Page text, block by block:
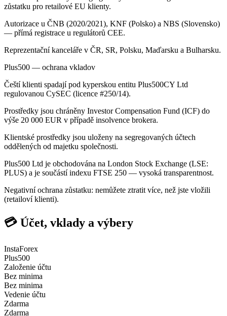
zůstatku pro retailové EU klienty.
Autorizace u ČNB (2020/2021), KNF (Polsko) a NBS (Slovensko)
— přímá registrace u regulátorů CEE.
Reprezentační kanceláře v ČR, SR, Polsku, Maďarsku a Bulharsku.
Plus500 — ochrana vkladov
Čeští klienti spadají pod kyperskou entitu Plus500CY Ltd
regulovanou CySEC (licence #250/14).
Prostředky jsou chráněny Investor Compensation Fund (ICF) do
výše 20 000 EUR v případě insolvence brokera.
Klientské prostředky jsou uloženy na segregovaných účtech
oddělených od majetku společnosti.
Plus500 Ltd je obchodována na London Stock Exchange (LSE:
PLUS) a je součástí indexu FTSE 250 — vysoká transparentnost.
Negativní ochrana zůstatku: nemůžete ztratit více, než jste vložili
(retailoví klienti).
💳 Účet, vklady a výbery
InstaForex
Plus500
Založenie účtu
Bez minima
Bez minima
Vedenie účtu
Zdarma
Zdarma